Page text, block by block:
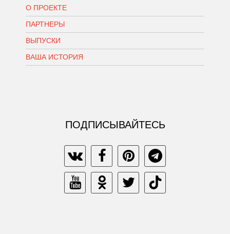
О ПРОЕКТЕ
ПАРТНЕРЫ
ВЫПУСКИ
ВАША ИСТОРИЯ
ПОДПИСЫВАЙТЕСЬ